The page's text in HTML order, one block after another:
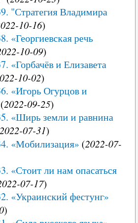
"Стратегия Владимира
10-16)
«Георгиевская речь
10-09)
«Горбачёв и Елизавета
10-02)
«Игорь Огурцов и
(2022-09-25)
«Ширь земли и равнина
2022-07-31)
«Мобилизация» (2022-07-
«Стоит ли нам опасаться
07-17)
«Украинский фестунг»
)